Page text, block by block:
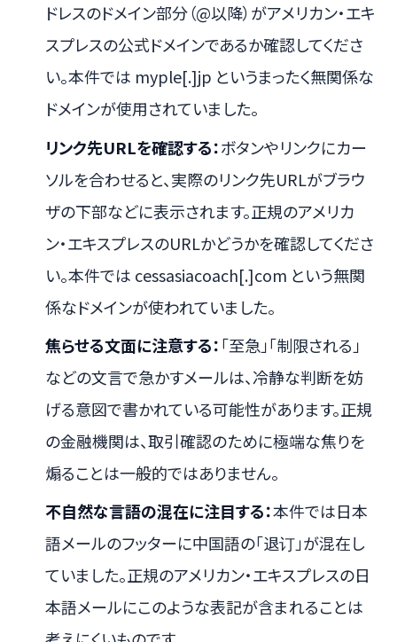
ドレスのドメイン部分（@以降）がアメリカン・エキ
スプレスの公式ドメインであるか確認してくださ
い。本件では myple[.]jp というまったく無関係な
ドメインが使用されていました。
リンク先URLを確認する：ボタンやリンクにカー
ソルを合わせると、実際のリンク先URLがブラウ
ザの下部などに表示されます。正規のアメリカ
ン・エキスプレスのURLかどうかを確認してくださ
い。本件では cessasiacoach[.]com という無関
係なドメインが使われていました。
焦らせる文面に注意する：「至急」「制限される」
などの文言で急かすメールは、冷静な判断を妨
げる意図で書かれている可能性があります。正規
の金融機関は、取引確認のために極端な焦りを
煽ることは一般的ではありません。
不自然な言語の混在に注目する：本件では日本
語メールのフッターに中国語の「退订」が混在し
ていました。正規のアメリカン・エキスプレスの日
本語メールにこのような表記が含まれることは